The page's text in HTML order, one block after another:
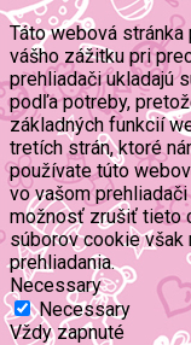
Táto webová
vášho zážitku pri
prehliadači ukladajú
podľa potreby,
základných funkcií
tretích strán, ktoré
používate túto
vo vašom
možnosť zrušiť tieto
súborov cookie
prehliadania.
Necessary
Necessary
Vždy zapnuté